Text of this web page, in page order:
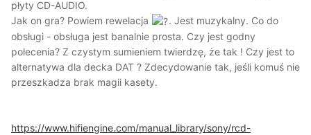
płyty CD-AUDIO.
Jak on gra? Powiem rewelacja
. Jest muzykalny. Co do
obsługi - obsługa jest banalnie prosta. Czy jest godny
polecenia? Z czystym sumieniem twierdzę, że tak ! Czy jest to
alternatywa dla decka DAT ? Zdecydowanie tak, jeśli komuś nie
przeszkadza brak magii kasety.
https://www.hifiengine.com/manual_library/sony/rcd-